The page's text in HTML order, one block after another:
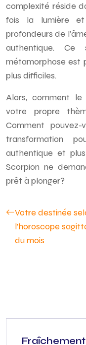
complexité réside
fois la lumière
profondeurs de
authentique.
métamorphose est
plus difficiles.
Alors, comment le
votre propre
Comment
transformation
authentique et
Scorpion ne
prêt à plonger?
Votre destinée
l’horoscope
du mois